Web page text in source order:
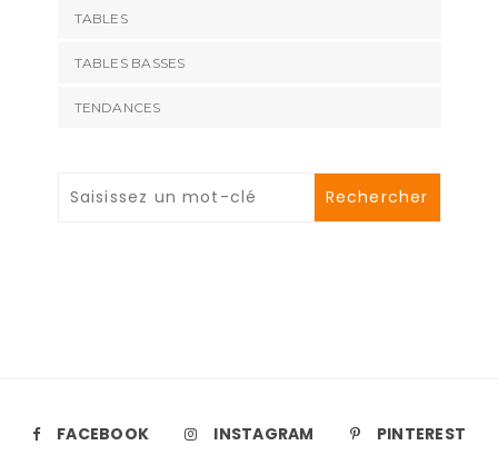
TABLES
TABLES BASSES
TENDANCES
FACEBOOK INSTAGRAM PINTEREST